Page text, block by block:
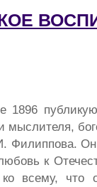
1896
мыслителя,
Филиппова.
к
всему, что